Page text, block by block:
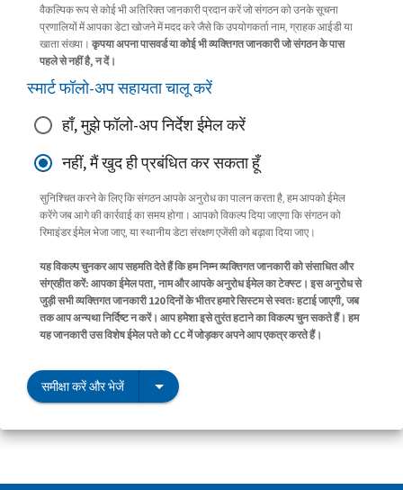
वैकल्पिक रूप से कोई भी अतिरिक्त जानकारी प्रदान करें जो संगठन को उनके सूचना
प्रणालियों में आपका डेटा खोजने में मदद करे जैसे कि उपयोगकर्ता नाम, ग्राहक आईडी या
खाता संख्या। कृपया अपना पासवर्ड या कोई भी व्यक्तिगत जानकारी जो संगठन के पास
पहले से नहीं है, न दें।
स्मार्ट फॉलो-अप सहायता चालू करें
हाँ, मुझे फॉलो-अप निर्देश ईमेल करें
नहीं, मैं खुद ही प्रबंधित कर सकता हूँ
सुनिश्चित करने के लिए कि संगठन आपके अनुरोध का पालन करता है, हम आपको ईमेल
करेंगे जब आगे की कार्रवाई का समय होगा। आपको विकल्प दिया जाएगा कि संगठन को
रिमाइंडर ईमेल भेजा जाए, या स्थानीय डेटा संरक्षण एजेंसी को बढ़ावा दिया जाए।
यह विकल्प चुनकर आप सहमति देते हैं कि हम निम्न व्यक्तिगत जानकारी को संसाधित और
संग्रहीत करें: आपका ईमेल पता, नाम और आपके अनुरोध ईमेल का टेक्स्ट। इस अनुरोध से
जुड़ी सभी व्यक्तिगत जानकारी 120 दिनों के भीतर हमारे सिस्टम से स्वतः हटाई जाएगी, जब
तक आप अन्यथा निर्दिष्ट न करें। आप हमेशा इसे तुरंत हटाने का विकल्प चुन सकते हैं। हम
यह जानकारी उस विशेष ईमेल पते को CC में जोड़कर अपने आप एकत्र करते हैं।
समीक्षा करें और भेजें